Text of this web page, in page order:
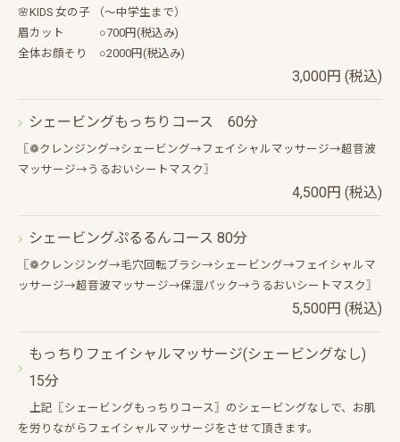
🌸KIDS 女の子 （～中学生まで）
眉カット ○700円(税込み)
全体お顔そり ○2000円(税込み)
3,000円 (税込)
シェービングもっちりコース 60分
〖❁クレンジング→シェービング→フェイシャルマッサージ→超音波
マッサージ→うるおいシートマスク〗
4,500円 (税込)
シェービングぷるるんコース 80分
〖❁クレンジング→毛穴回転ブラシ→シェービング→フェイシャルマ
ッサージ→超音波マッサージ→保湿パック→うるおいシートマスク〗
5,500円 (税込)
もっちりフェイシャルマッサージ(シェービングなし)
15分
上記〖シェービングもっちりコース〗のシェービングなしで、お肌
を労りながらフェイシャルマッサージをさせて頂きます。